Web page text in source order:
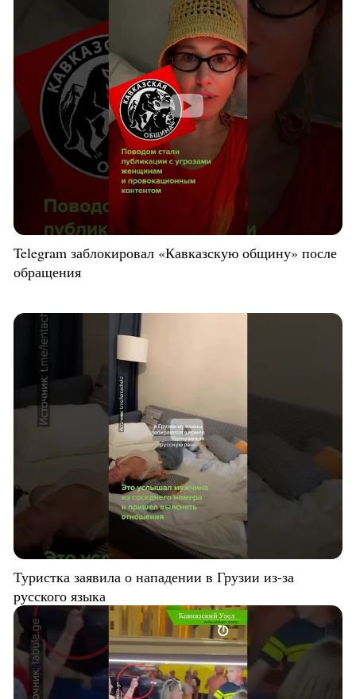
Telegram заблокировал «Кавказскую общину» после
обращения
Туристка заявила о нападении в Грузии из-за
русского языка